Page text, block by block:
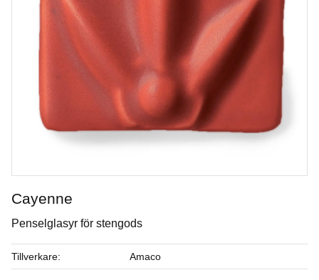
Penselglasyr för stengods
Cayenne
Penselglasyr för stengods
Tillverkare Amaco